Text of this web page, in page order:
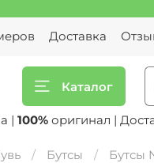
Доставка
Каталог
| 100% оригинал |
Бутсы Бутсы